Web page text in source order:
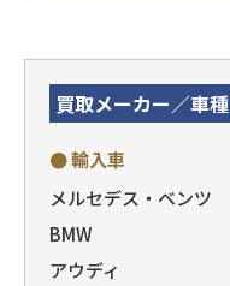
買取メーカー／車種
● 輸入車
メルセデス・ベンツ
BMW
アウディ